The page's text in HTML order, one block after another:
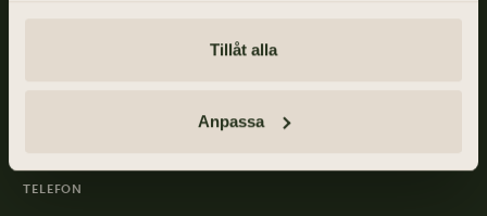
Tillåt alla
Anpassa
TELEFON